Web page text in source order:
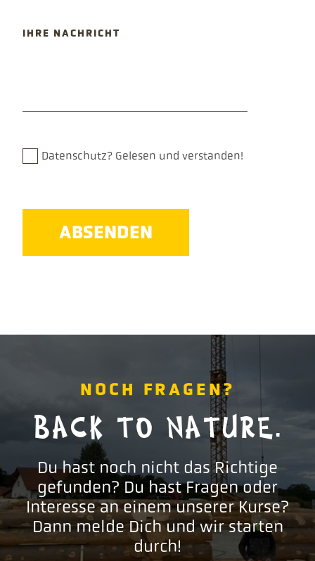
PFLICHTFELD
IHRE NACHRICHT
Datenschutz? Gelesen und verstanden!
ABSENDEN
NOCH FRAGEN?
BACK TO NATURE.
Du hast noch nicht das Richtige
gefunden? Du hast Fragen oder
Interesse an einem unserer Kurse?
Dann melde Dich und wir starten
durch!